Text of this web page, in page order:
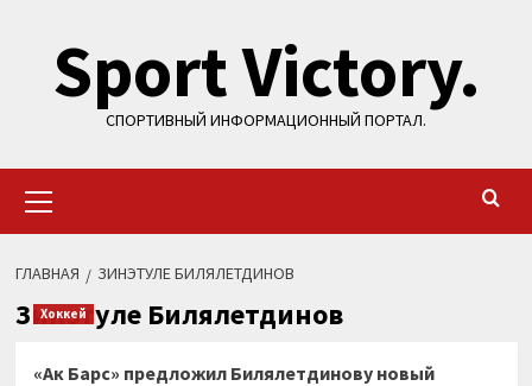
содержимому
Sport Victory.
СПОРТИВНЫЙ ИНФОРМАЦИОННЫЙ ПОРТАЛ.
меню
ГЛАВНАЯ ЗИНЭТУЛЕ БИЛЯЛЕТДИНОВ
Зинэтуле Билялетдинов
Хоккей
«Ак Барс» предложил Билялетдинову новый